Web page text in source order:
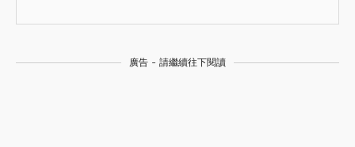
廣告 - 請繼續往下閱讀